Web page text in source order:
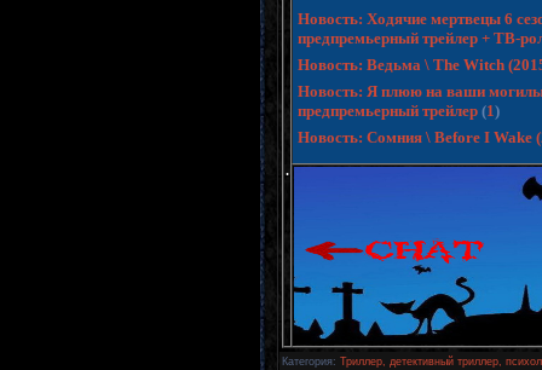
.
Новость: Ходячие мертвецы 6
предпремьерный трейлер + ТВ-
Новость: Ведьма \ The Witch
Новость: Я плюю на ваши
предпремьерный трейлер (1)
Новость: Сомния \ Before I Wake
Категория: Триллер, детективный триллер,